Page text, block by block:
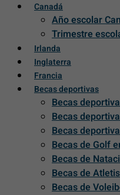
Canadá
Año escolar
Trimestre
Irlanda
Inglaterra
Francia
Becas deportivas
Becas
Becas
Becas
Becas de Golf
Becas de
Becas de
Becas de